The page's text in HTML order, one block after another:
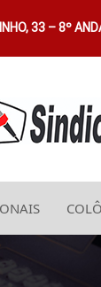
33 – 8º